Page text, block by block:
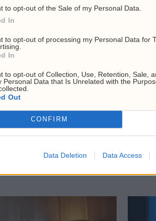
to opt-out of the Sale of my Personal Data.
In
to opt-out of processing my Personal Data for
In
to opt-out of Collection, Use, Retention, Sale,
Personal Data that Is Unrelated with the
Out
CONFIRM
Data Deletion Data Access
– Zelenskyj